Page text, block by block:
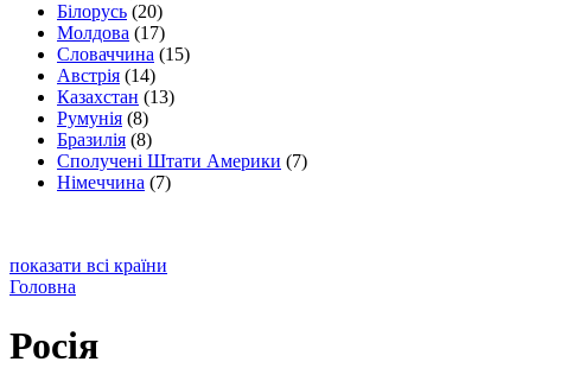
Білорусь (20)
Молдова (17)
Словаччина (15)
Австрія (14)
Казахстан (13)
Румунія (8)
Бразилія (8)
Сполучені Штати Америки (7)
Німеччина (7)
показати всі країни
Головна
Росія